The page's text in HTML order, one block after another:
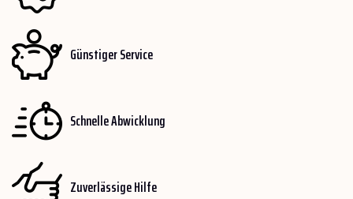
Günstiger Service
Schnelle Abwicklung
Zuverlässige Hilfe